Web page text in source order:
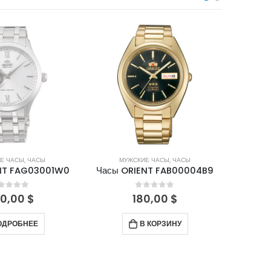
ЧАСЫ, ЧАСЫ
FAB00004B9
of 5
$
МУЖСКИЕ ЧАСЫ, ЧАСЫ
Часы ORIENT FAA02006M9
0out of 5
370,00$
В КОРЗИНУ